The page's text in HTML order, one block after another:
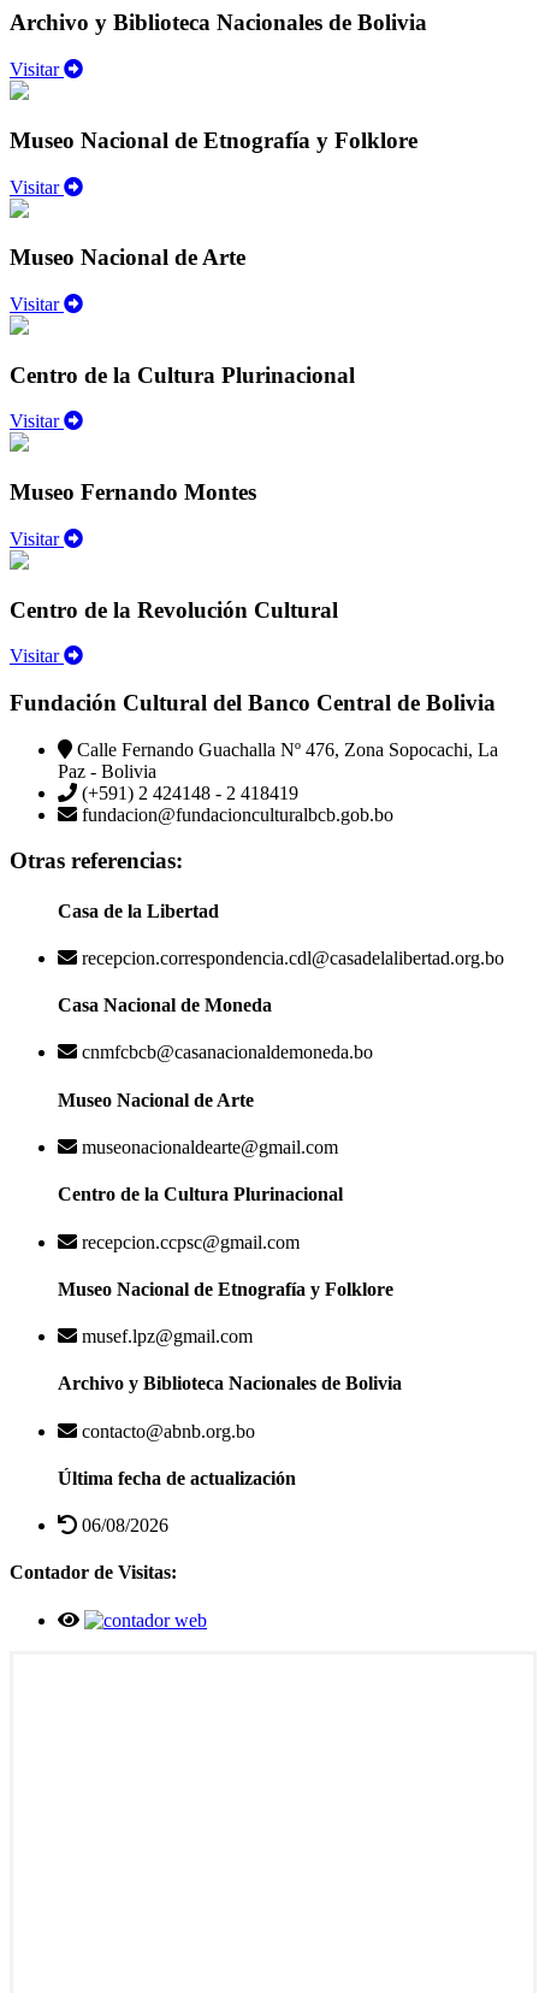
Archivo y Biblioteca Nacionales de Bolivia
Visitar
Museo Nacional de Etnografía y Folklore
Visitar
Museo Nacional de Arte
Visitar
Centro de la Cultura Plurinacional
Visitar
Museo Fernando Montes
Visitar
Centro de la Revolución Cultural
Visitar
Fundación Cultural del Banco Central de Bolivia
Calle Fernando Guachalla Nº 476, Zona Sopocachi, La
Paz - Bolivia
(+591) 2 424148 - 2 418419
fundacion@fundacionculturalbcb.gob.bo
Otras referencias:
Casa de la Libertad
recepcion.correspondencia.cdl@casadelalibertad.org.bo
Casa Nacional de Moneda
cnmfcbcb@casanacionaldemoneda.bo
Museo Nacional de Arte
museonacionaldearte@gmail.com
Centro de la Cultura Plurinacional
recepcion.ccpsc@gmail.com
Museo Nacional de Etnografía y Folklore
musef.lpz@gmail.com
Archivo y Biblioteca Nacionales de Bolivia
contacto@abnb.org.bo
Última fecha de actualización
06/08/2026
Contador de Visitas: